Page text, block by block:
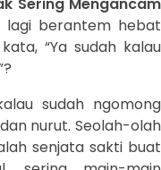
lagi berantem hebat
“Ya sudah kalau
sudah ngomong
nurut. Seolah-olah
senjata sakti buat